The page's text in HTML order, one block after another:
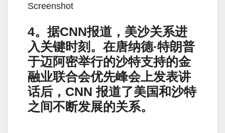
Screenshot
4。据CNN报道，美沙关系进
入关键时刻。在唐纳德·特朗普
于迈阿密举行的沙特支持的金
融业联合会优先峰会上发表讲
话后，CNN 报道了美国和沙特
之间不断发展的关系。